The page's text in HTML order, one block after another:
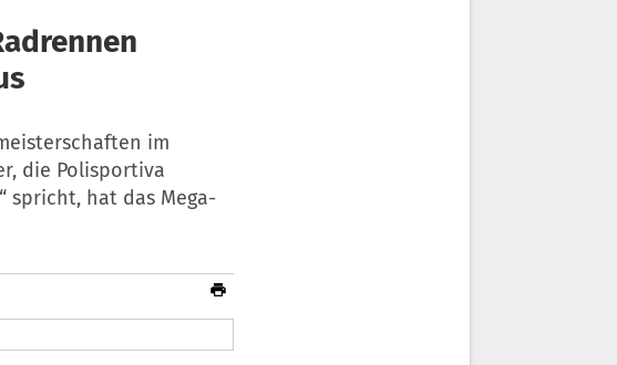
im
die Polisportiva
spricht, hat das Mega-